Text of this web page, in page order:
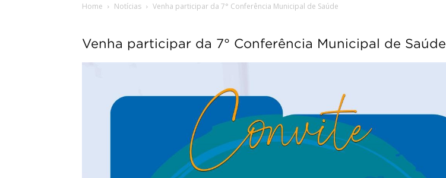
Home Notícias Venha participar da 7° Conferência Municipal de Saúde
Venha participar da 7° Conferência Municipal de Saúde